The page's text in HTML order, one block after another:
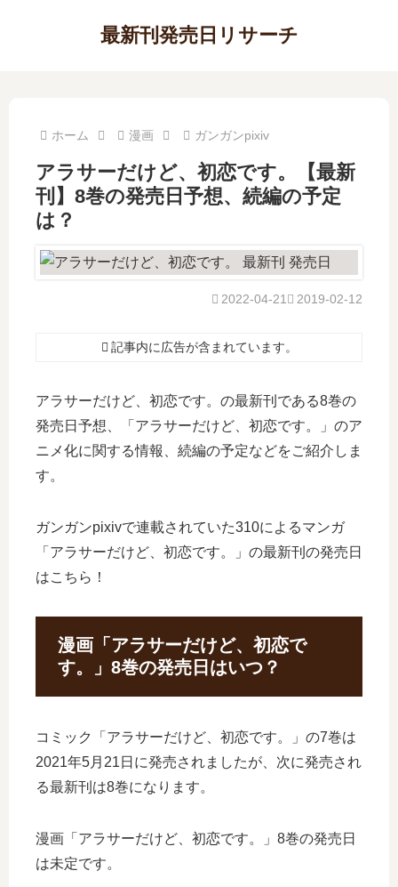
最新刊発売日リサーチ
ホーム 漫画 ガンガンpixiv
アラサーだけど、初恋です。【最新
刊】8巻の発売日予想、続編の予定
は？
2019-02-12
2022-04-21
記事内に広告が含まれています。
アラサーだけど、初恋です。の最新刊である8巻の
発売日予想、「アラサーだけど、初恋です。」のア
ニメ化に関する情報、続編の予定などをご紹介しま
す。
ガンガンpixivで連載されていた310によるマンガ
「アラサーだけど、初恋です。」の最新刊の発売日
はこちら！
漫画「アラサーだけど、初恋で
す。」8巻の発売日はいつ？
コミック「アラサーだけど、初恋です。」の7巻は
2021年5月21日に発売されましたが、次に発売され
る最新刊は8巻になります。
漫画「アラサーだけど、初恋です。」8巻の発売日
は未定です。